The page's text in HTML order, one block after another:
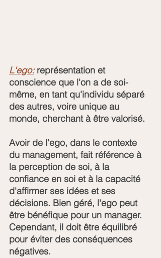
L'ego: représentation et
conscience que l'on a de soi-
même, en tant qu'individu séparé
des autres, voire unique au
monde, cherchant à être valorisé.
Avoir de l'ego, dans le contexte
du management, fait référence à
la perception de soi, à la
confiance en soi et à la capacité
d'affirmer ses idées et ses
décisions. Bien géré, l'ego peut
être bénéfique pour un manager.
Cependant, il doit être équilibré
pour éviter des conséquences
négatives.